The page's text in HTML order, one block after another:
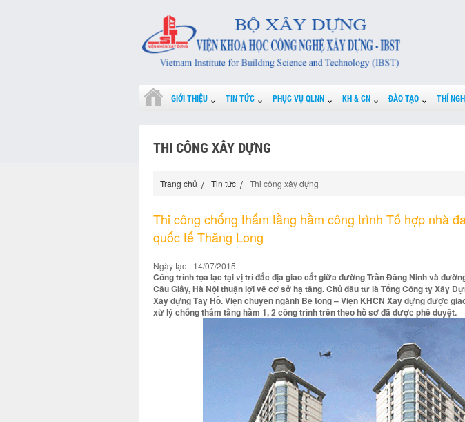
GIỚI THIỆU TIN TỨC PHỤC VỤ QLNN KH & CN ĐÀO TẠO THÍ
THI CÔNG XÂY DỰNG
Trang chủ Tin tức Thi công xây dựng
Thi công chống thấm tầng hầm công trình Tổ hợp nhà
quốc tế Thăng Long
Ngày tạo : 14/07/2015
Công trình tọa lạc tại vị trí đắc địa giao cắt giữa đường Trần Đăng Ninh và
Cầu Giấy, Hà Nội thuận lợi về cơ sở hạ tầng. Chủ đầu tư là Tổng Công ty Xây
Xây dựng Tây Hồ. Viện chuyên ngành Bê tông – Viện KHCN Xây dựng được
xử lý chống thấm tầng hầm 1, 2 công trình trên theo hồ sơ đã được phê duyệt.